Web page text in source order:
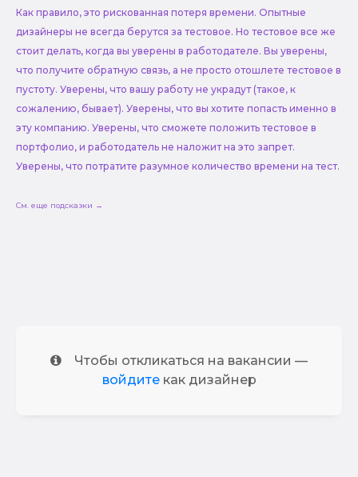
Как правило, это рискованная потеря времени. Опытные
дизайнеры не всегда берутся за тестовое. Но тестовое все же
стоит делать, когда вы уверены в работодателе. Вы уверены,
что получите обратную связь, а не просто отошлете тестовое в
пустоту. Уверены, что вашу работу не украдут (такое, к
сожалению, бывает). Уверены, что вы хотите попасть именно в
эту компанию. Уверены, что сможете положить тестовое в
портфолио, и работодатель не наложит на это запрет.
Уверены, что потратите разумное количество времени на тест.
См. еще подсказки →
Чтобы откликаться на вакансии —
войдитекак дизайнер